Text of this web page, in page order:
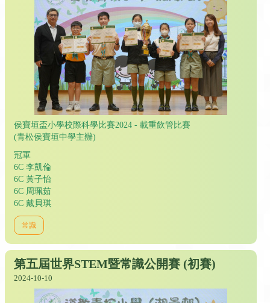
侯寶垣盃小學校際科學比賽2024 - 載重飲管比賽
(青松侯寶垣中學主辦)
冠軍
6C 李凱倫
6C 黃子怡
6C 周珮茹
6C 戴貝琪
常識
第五屆世界STEM暨常識公開賽 (初賽)
2024-10-10